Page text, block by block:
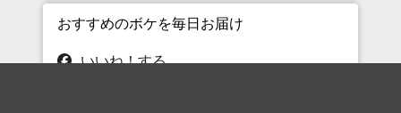
おすすめのボケを毎日お届け
いいね！する